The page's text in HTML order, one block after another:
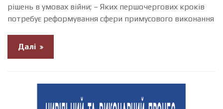
рішень в умовах війни; – Яких першочергових кроків
потребує реформування сфери примусового виконання
Далі